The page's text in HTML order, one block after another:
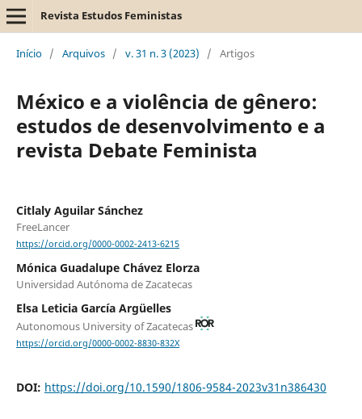
Revista Estudos Feministas
Início / Arquivos / v. 31 n. 3 (2023) / Artigos
México e a violência de gênero:
estudos de desenvolvimento e a
revista Debate Feminista
Citlaly Aguilar Sánchez
FreeLancer
https://orcid.org/0000-0002-2413-6215
Mónica Guadalupe Chávez Elorza
Universidad Autónoma de Zacatecas
Elsa Leticia García Argüelles
Autonomous University of Zacatecas
https://orcid.org/0000-0002-8830-832X
DOI: https://doi.org/10.1590/1806-9584-2023v31n386430